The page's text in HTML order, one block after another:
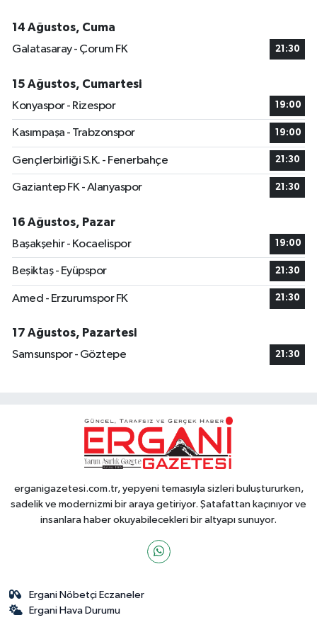
14 Ağustos, Cuma
Galatasaray - Çorum FK
21:30
15 Ağustos, Cumartesi
Konyaspor - Rizespor
19:00
Kasımpaşa - Trabzonspor 19:00
Gençlerbirliği S.K. - Fenerbahçe 21:30
Gaziantep FK - Alanyaspor 21:30
16 Ağustos, Pazar
Başakşehir - Kocaelispor
19:00
Beşiktaş - Eyüpspor 21:30
Amed - Erzurumspor FK 21:30
17 Ağustos, Pazartesi
Samsunspor - Göztepe
21:30
erganigazetesi.com.tr, yepyeni temasıyla sizleri buluştururken,
sadelik ve modernizmi bir araya getiriyor. Şatafattan kaçınıyor ve
insanlara haber okuyabilecekleri bir altyapı sunuyor.
Ergani Nöbetçi Eczaneler
Ergani Hava Durumu